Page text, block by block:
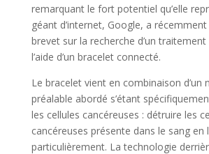
remarquant le fort potentiel qu’elle
géant d’internet, Google, a
brevet sur la recherche d’un
l’aide d’un bracelet connecté.
Le bracelet vient en combinaison d’un
préalable abordé s’étant
les cellules cancéreuses : détruire les
cancéreuses présente dans le sang en
particulièrement. La technologie